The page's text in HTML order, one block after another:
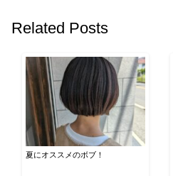
Related Posts
夏にオススメのボブ！